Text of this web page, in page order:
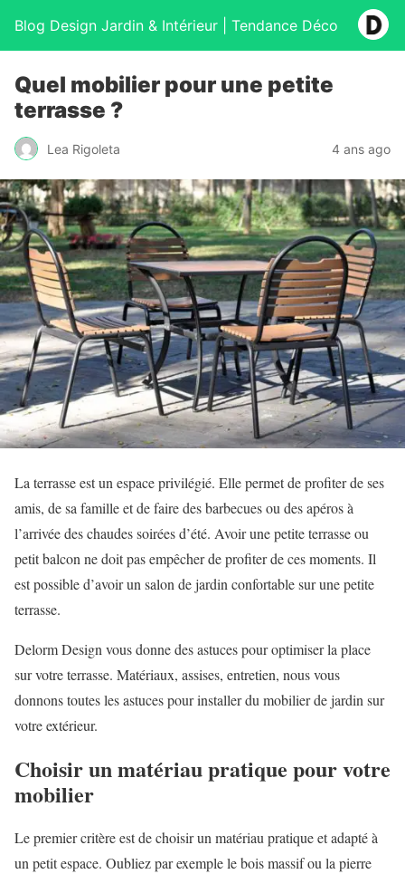
Blog Design Jardin & Intérieur | Tendance Déco
Quel mobilier pour une petite
terrasse ?
Lea Rigoleta 4 ans ago
La terrasse est un espace privilégié. Elle permet de profiter de ses
amis, de sa famille et de faire des barbecues ou des apéros à
l’arrivée des chaudes soirées d’été. Avoir une petite terrasse ou
petit balcon ne doit pas empêcher de profiter de ces moments. Il
est possible d’avoir un salon de jardin confortable sur une petite
terrasse.
Delorm Design vous donne des astuces pour optimiser la place
sur votre terrasse. Matériaux, assises, entretien, nous vous
donnons toutes les astuces pour installer du mobilier de jardin sur
votre extérieur.
Choisir un matériau pratique pour votre
mobilier
Le premier critère est de choisir un matériau pratique et adapté à
un petit espace. Oubliez par exemple le bois massif ou la pierre